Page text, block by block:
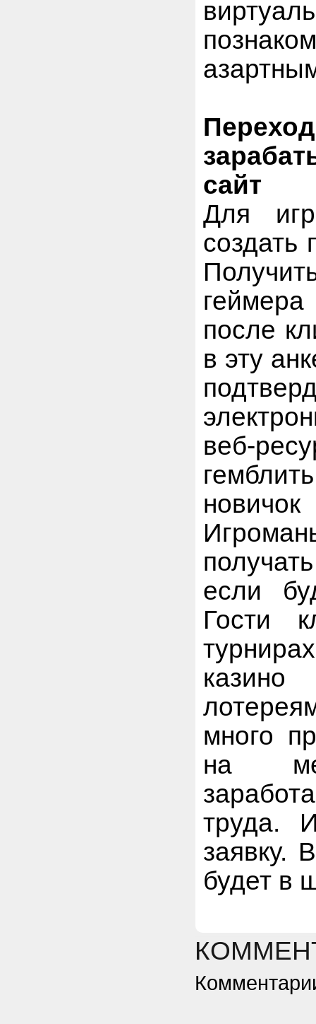
сайт
Для
создать
после
в эту
веб-
если
Гости
много
на
труда.
заявку.
будет в